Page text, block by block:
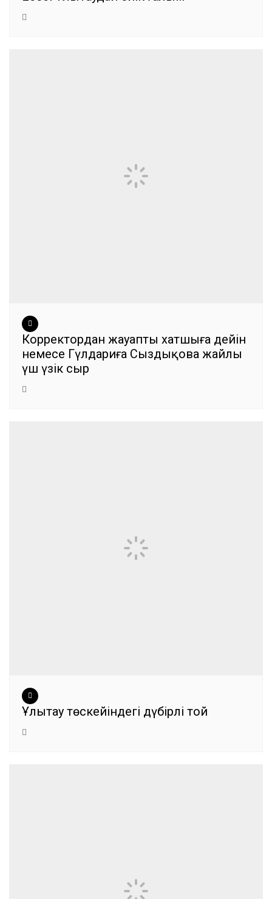
Корректордан жауапты хатшыға дейін
немесе Гүлдариға Сыздықова жайлы
үш үзік сыр
Ұлытау төскейіндегі дүбірлі той